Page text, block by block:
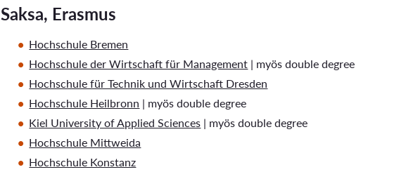
Saksa, Erasmus
Hochschule Bremen
Hochschule der Wirtschaft für Management | myös double degree
Hochschule für Technik und Wirtschaft Dresden
Hochschule Heilbronn | myös double degree
Kiel University of Applied Sciences | myös double degree
Hochschule Mittweida
Hochschule Konstanz